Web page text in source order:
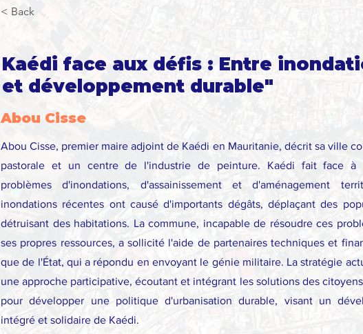
< Back
Kaédi face aux défis : Entre
et développement durable"
Abou Cisse
Abou Cisse, premier maire adjoint de Kaédi en Mauritanie, décrit sa ville
pastorale et un centre de l'industrie de peinture. Kaédi fait face à
problèmes d'inondations, d'assainissement et d'aménagement
inondations récentes ont causé d'importants dégâts, déplaçant des
détruisant des habitations. La commune, incapable de résoudre ces
ses propres ressources, a sollicité l'aide de partenaires techniques et
que de l'État, qui a répondu en envoyant le génie militaire. La stratégie
une approche participative, écoutant et intégrant les solutions des
pour développer une politique d'urbanisation durable, visant un
intégré et solidaire de Kaédi.